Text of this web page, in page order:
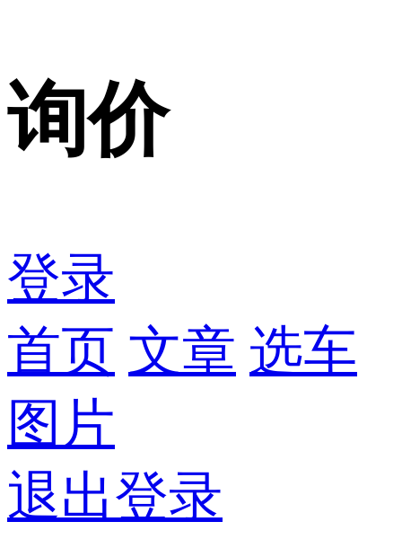
询价
登录
首页 文章 选车
图片
退出登录